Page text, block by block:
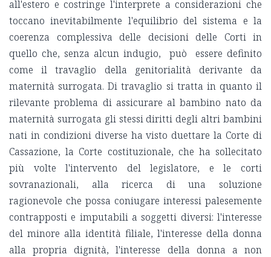
all'estero e costringe l'interprete a considerazioni che
toccano inevitabilmente l'equilibrio del sistema e la
coerenza complessiva delle decisioni delle Corti in
quello che, senza alcun indugio, può essere definito
come il travaglio della genitorialità derivante da
maternità surrogata. Di travaglio si tratta in quanto il
rilevante problema di assicurare al bambino nato da
maternità surrogata gli stessi diritti degli altri bambini
nati in condizioni diverse ha visto duettare la Corte di
Cassazione, la Corte costituzionale, che ha sollecitato
più volte l'intervento del legislatore, e le corti
sovranazionali, alla ricerca di una soluzione
ragionevole che possa coniugare interessi palesemente
contrapposti e imputabili a soggetti diversi: l'interesse
del minore alla identità filiale, l'interesse della donna
alla propria dignità, l'interesse della donna a non